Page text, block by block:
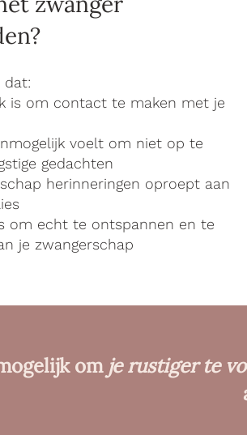
dat:
is om contact te maken met je
voelt om niet op te
gedachten
herinneringen oproept aan
om echt te ontspannen en te
je zwangerschap
om je rustiger te